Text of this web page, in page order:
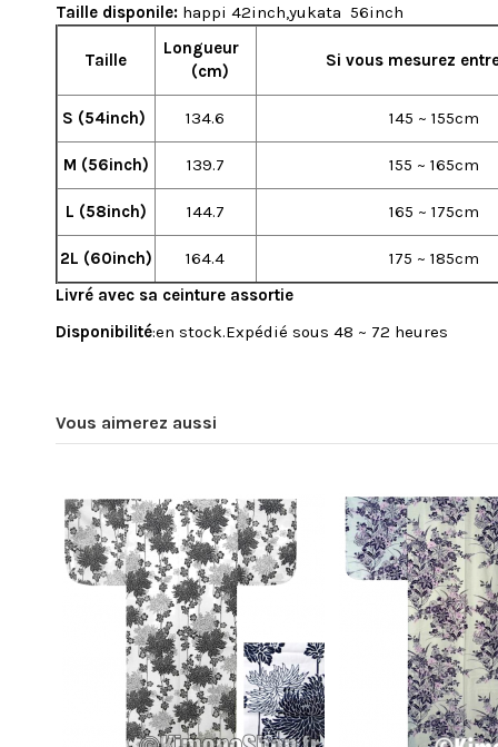
Taille disponile: happi 42inch,yukata 56inch
Taille
Longueur
(cm)
Si vous mesurez
S (54inch) 134.6 145 ~ 155cm
M (56inch) 139.7 155 ~ 165cm
L (58inch) 144.7 165 ~ 175cm
2L (60inch) 164.4
175 ~ 185cm
Livré avec sa ceinture assortie
Disponibilité:en stock.Expédié sous 48 ~ 72 heures
Vous aimerez aussi